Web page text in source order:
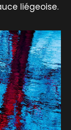
liégeoise.